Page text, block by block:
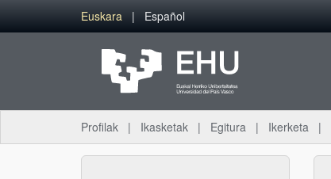
Eduki nagusira joan
Euskara Español
Profilak Ikasketak Egitura Ikerketa